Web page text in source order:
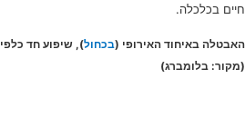
חיים בכלכלה.
האבטלה באיחוד האירופי (בכחול), שיפוע חד
(מקור: בלומברג)